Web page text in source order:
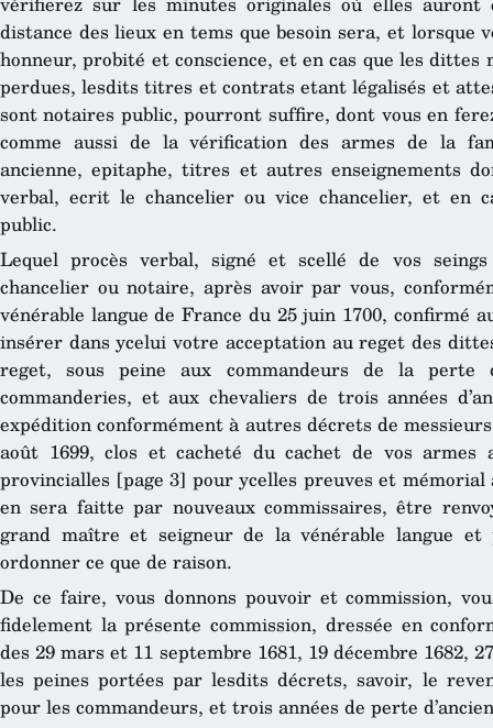
distance des lieux en tems que besoin sera, et lorsque
honneur, probité et conscience, et en cas que les
perdues, lesdits titres et contrats etant légalisés et
sont notaires public, pourront suffire, dont vous en
comme aussi de la vérification des armes de la
ancienne, epitaphe, titres et autres enseignements
verbal, ecrit le chancelier ou vice chancelier, et en
public.
Lequel procès verbal, signé et scellé de vos
chancelier ou notaire, après avoir par vous,
vénérable langue de France du 25 juin 1700, confirmé
insérer dans ycelui votre acceptation au reget des
reget, sous peine aux commandeurs de la perte
commanderies, et aux chevaliers de trois années
expédition conformément à autres décrets de
août 1699, clos et cacheté du cachet de vos armes
provincialles [page 3] pour ycelles preuves et
en sera faitte par nouveaux commissaires, être
grand maître et seigneur de la vénérable langue
ordonner ce que de raison.
De ce faire, vous donnons pouvoir et commission,
fidelement la présente commission, dressée en
des 29 mars et 11 septembre 1681, 19 décembre 1682,
les peines portées par lesdits décrets, savoir, le
pour les commandeurs, et trois années de perte